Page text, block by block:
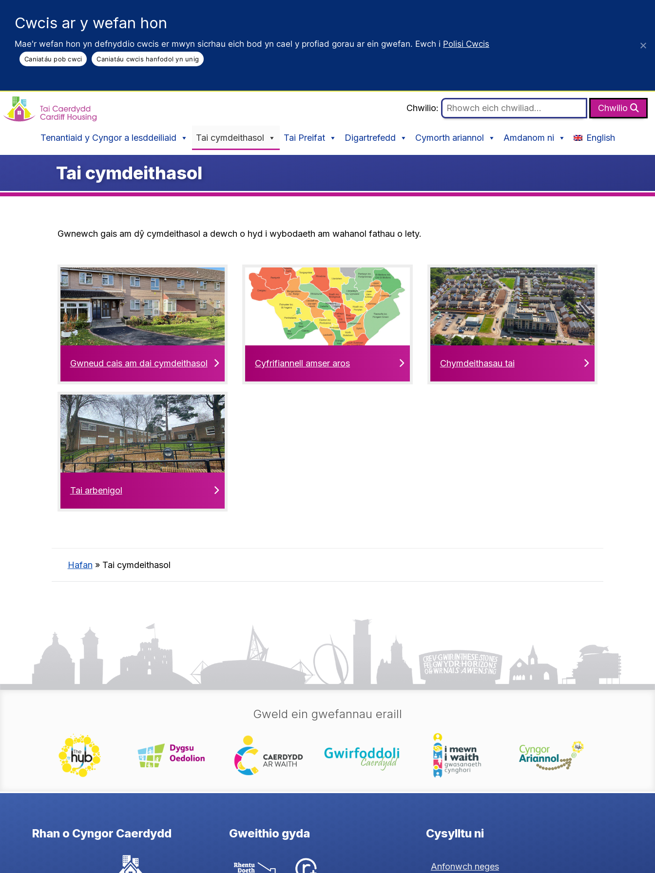
Cwcis ar y wefan hon
Mae'r wefan hon yn defnyddio cwcis er mwyn sicrhau eich bod yn cael y profiad gorau ar ein gwefan. Ewch i Polisi Cwcis
Caniatáu pob cwci Caniatáu cwcis hanfodol yn unig
Chwilio: Chwilio
Tenantiaid y Cyngor a lesddeiliaid Tai cymdeithasol Tai Preifat Digartrefedd Cymorth ariannol Amdanom ni English
Tai cymdeithasol
Gwnewch gais am dŷ cymdeithasol a dewch o hyd i wybodaeth am wahanol fathau o lety.
Gwneud cais am dai cymdeithasol Cyfrifiannell amser aros Chymdeithasau tai
Tai arbenigol
Hafan » Tai cymdeithasol
Gweld ein gwefannau eraill
Rhan o Cyngor Caerdydd Gweithio gyda Cysylltu ni
Anfonwch neges